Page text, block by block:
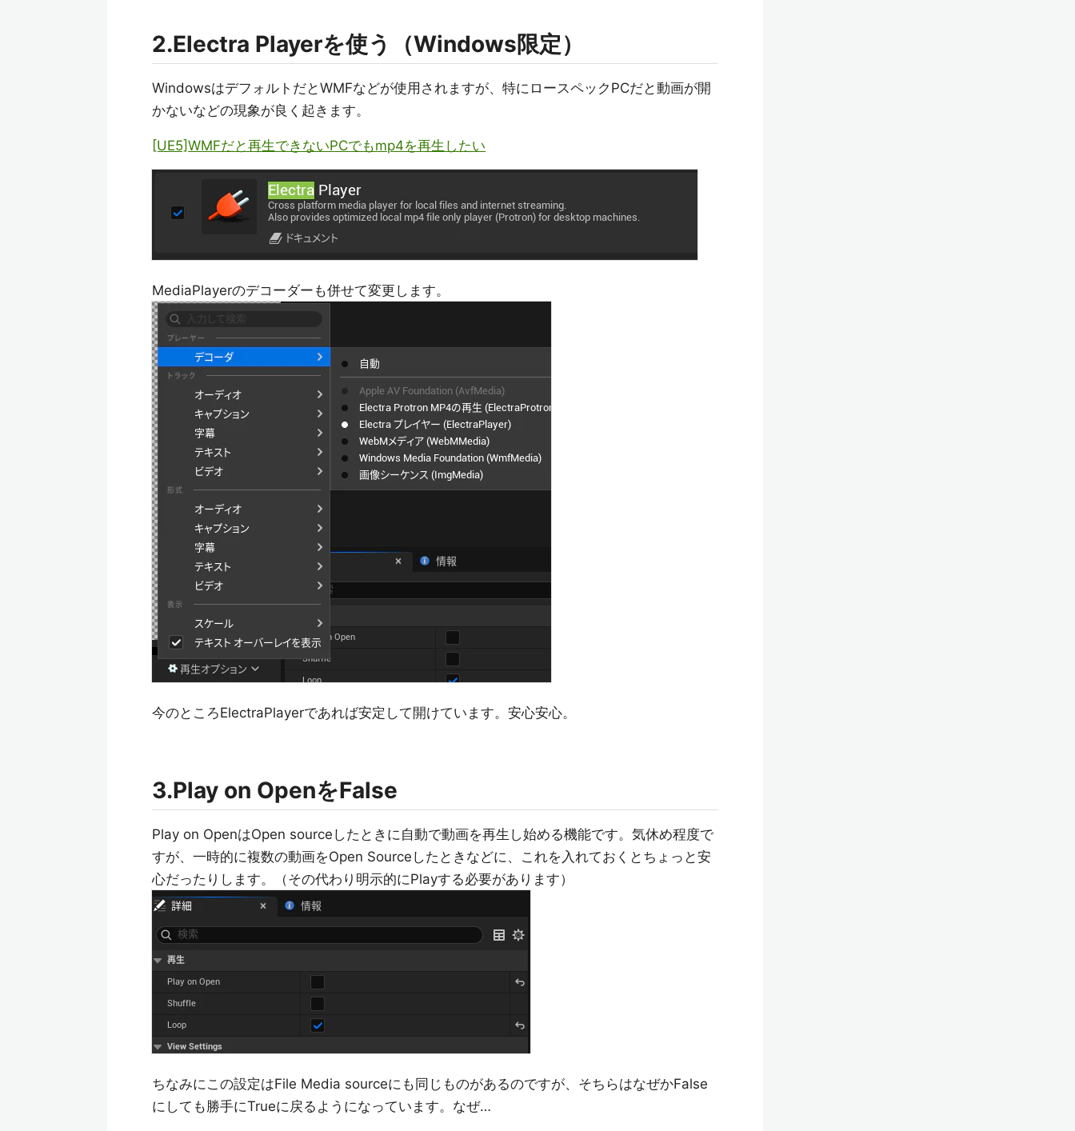
2.Electra Playerを使う（Windows限定）
WindowsはデフォルトだとWMFなどが使用されますが、特にロースペックPCだと動画が開
かないなどの現象が良く起きます。
[UE5]WMFだと再生できないPCでもmp4を再生したい
MediaPlayerのデコーダーも併せて変更します。
今のところElectraPlayerであれば安定して開けています。安心安心。
3.Play on OpenをFalse
Play on OpenはOpen sourceしたときに自動で動画を再生し始める機能です。気休め程度で
すが、一時的に複数の動画をOpen Sourceしたときなどに、これを入れておくとちょっと安
心だったりします。（その代わり明示的にPlayする必要があります）
ちなみにこの設定はFile Media sourceにも同じものがあるのですが、そちらはなぜかFalse
にしても勝手にTrueに戻るようになっています。なぜ…